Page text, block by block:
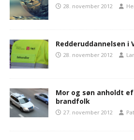
28. november 2012
Redderuddannelsen
28. november 2012
Mor og søn anholdt
brandfolk
27. november 2012